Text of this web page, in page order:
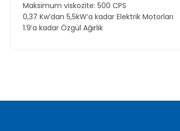
Maksimum viskozite: 500 CPS
0,37 Kw’dan 5,5kW’a kadar Elektrik Motorları
1.9’a kadar Özgül Ağırlık